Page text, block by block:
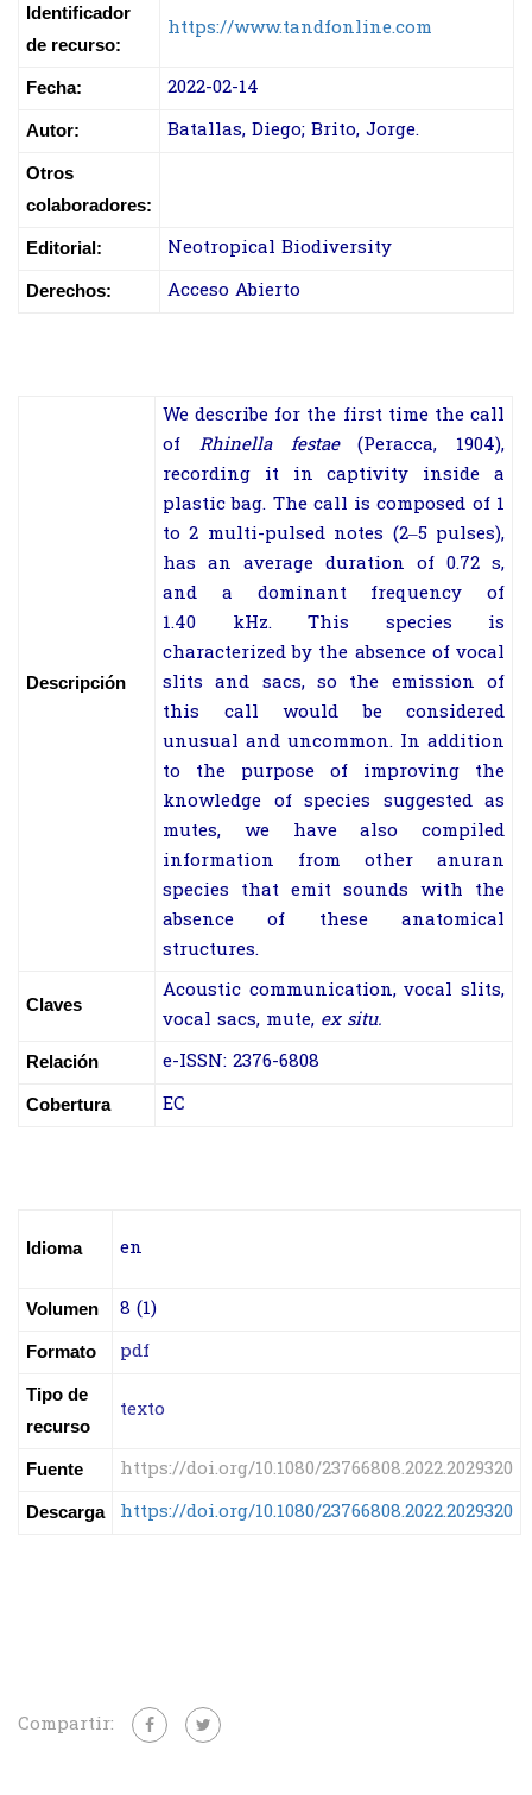
Identificador
de recurso:
https://www.tandfonline.com
Fecha: 2022-02-14
Autor: Batallas, Diego; Brito, Jorge.
Otros
colaboradores:
Editorial: Neotropical Biodiversity
Derechos: Acceso Abierto
Descripción
We describe for the first time the call
of Rhinella festae(Peracca, 1904),
recording it in captivity inside a
plastic bag. The call is composed of 1
to 2 multi-pulsed notes (2–5 pulses),
has an average duration of 0.72 s,
and a dominant frequency of
1.40 kHz. This species is
characterized by the absence of vocal
slits and sacs, so the emission of
this call would be considered
unusual and uncommon. In addition
to the purpose of improving the
knowledge of species suggested as
mutes, we have also compiled
information from other anuran
species that emit sounds with the
absence of these anatomical
structures.
Claves
Acoustic communication, vocal slits,
vocal sacs, mute, ex situ.
Relación e-ISSN: 2376-6808
Cobertura EC
Idioma en
Volumen 8 (1)
Formato pdf
Tipo de
recurso
texto
Fuente https://doi.org/10.1080/23766808.2022.2029320
Descarga https://doi.org/10.1080/23766808.2022.2029320
Compartir: